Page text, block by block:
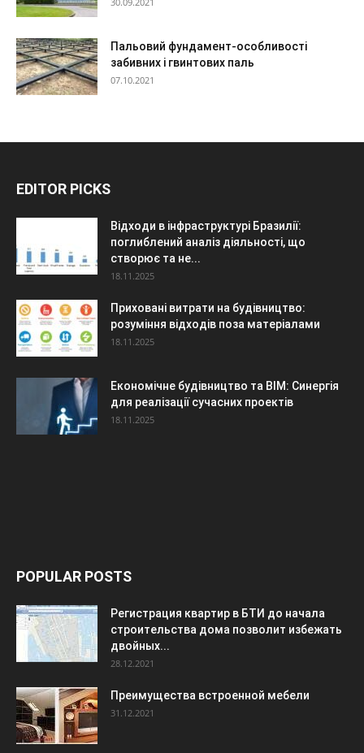
Пальовий фундамент-особливості
забивних і гвинтових паль
07.10.2021
EDITOR PICKS
Відходи в інфраструктурі Бразилії:
поглиблений аналіз діяльності, що
створює та не...
18.11.2025
Приховані витрати на будівництво:
розуміння відходів поза матеріалами
18.11.2025
Економічне будівництво та BIM: Синергія
для реалізації сучасних проектів
18.11.2025
POPULAR POSTS
Регистрация квартир в БТИ до начала
строительства дома позволит избежать
двойных...
28.12.2021
Преимущества встроенной мебели
31.12.2021